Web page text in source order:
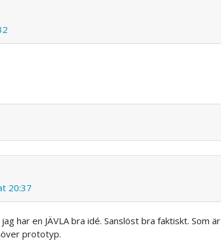
20:37
har en JÄVLA bra idé. Sanslöst bra faktiskt. Som är
prototyp.